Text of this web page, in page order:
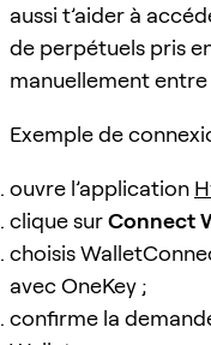
aussi t’aider à
de perpétuels pris
manuellement
Exemple de
ouvre l’application
clique surConnect
choisis
avec OneKey ;
confirme la